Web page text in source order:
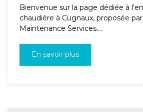
Bienvenue sur la page dédiée à
chaudière à Cugnaux, proposée
Maintenance Services....
En savoir plus